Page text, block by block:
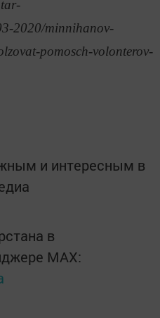
2020/minnihanov-
pomosch-volonterov-
и интересным в
в
MАХ: